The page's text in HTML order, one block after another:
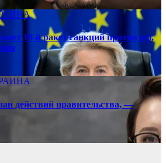
19-й ракет санкций против рф,
действий правительства, —